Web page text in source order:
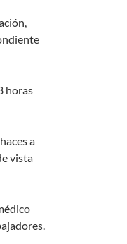
horas
a
vista